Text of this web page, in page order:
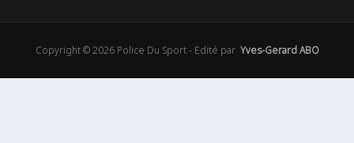
Copyright © 2026 Police Du Sport - Edité par Yves-Gerard ABO